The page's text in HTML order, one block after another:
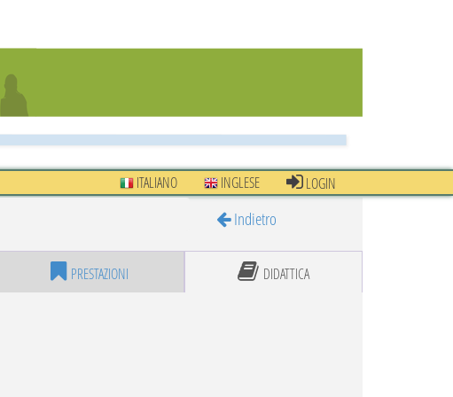
ITALIANO INGLESE
LOGIN
Indietro
PRESTAZIONI DIDATTICA